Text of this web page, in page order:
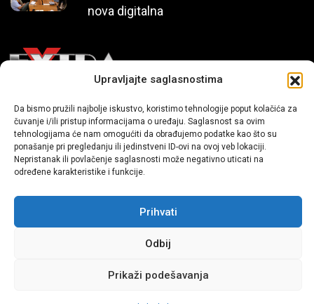
Upravljajte saglasnostima
Da bismo pružili najbolje iskustvo, koristimo tehnologije poput kolačića za
čuvanje i/ili pristup informacijama o uređaju. Saglasnost sa ovim
tehnologijama će nam omogućiti da obrađujemo podatke kao što su
ponašanje pri pregledanju ili jedinstveni ID-ovi na ovoj veb lokaciji.
Nepristanak ili povlačenje saglasnosti može negativno uticati na
određene karakteristike i funkcije.
Prihvati
Odbij
Prikaži podešavanja
nova digitalna
Mi smo moderni portal zabavnog karaktera koji donosi vijesti i
priče iz života, svijeta showbiza, lifestyle-a i popularne kulture.
Sva prava zadržana | extra.ba by profm.ba
Dev:www.senidh.com